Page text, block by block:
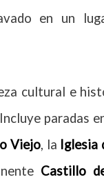
en un
cultural e
paradas
Viejo, la Iglesia
Castillo